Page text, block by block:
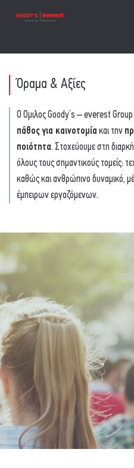
Όραμα & Αξίες
Ο Ομιλος Goody’s – everest
πάθος για καινοτομία και την
ποιότητα. Στοχεύουμε στη
όλους τους σημαντικούς τομείς:
καθώς και ανθρώπινο δυναμικό,
έμπειρων εργαζόμενων.